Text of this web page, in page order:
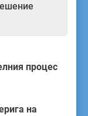
процес
на